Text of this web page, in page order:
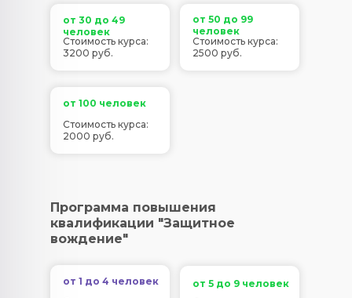
от 30 до 49
человек
от 50 до 99
человек
от 100 человек
Стоимость курса:
3200 руб.
Стоимость курса:
2500 руб.
Стоимость курса:
2000 руб.
Программа повышения
квалификации "Защитное
вождение"
от 1 до 4 человек
от 5 до 9 человек